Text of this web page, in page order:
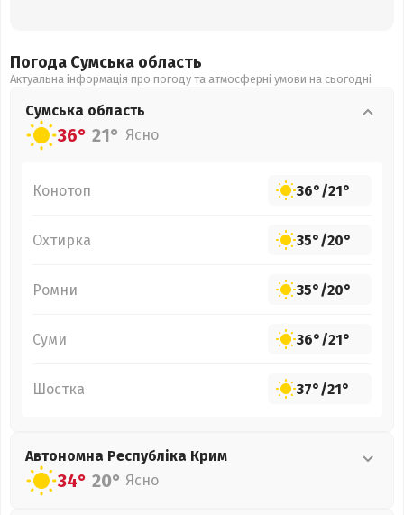
Погода Сумська область
Актуальна інформація про погоду та атмосферні умови на сьогодні
Сумська область
36° 21° Ясно
Конотоп 36°/21°
Охтирка 35°/20°
Ромни 35°/20°
Суми 36°/21°
Шостка 37°/21°
Автономна Республіка Крим
34° 20° Ясно